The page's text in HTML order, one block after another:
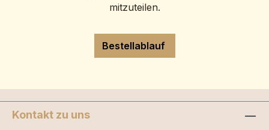
mitzuteilen.
Bestellablauf
Kontakt zu uns